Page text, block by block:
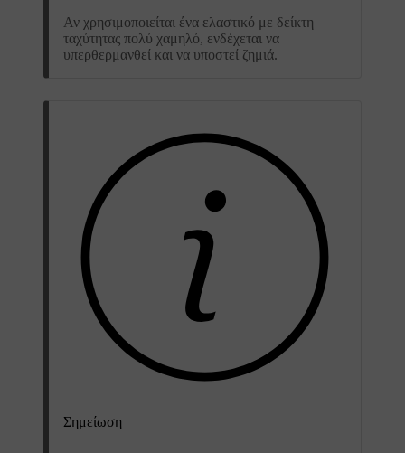
Αν χρησιμοποιείται ένα ελαστικό με δείκτη
ταχύτητας πολύ χαμηλό, ενδέχεται να
υπερθερμανθεί και να υποστεί ζημιά.
Σημείωση